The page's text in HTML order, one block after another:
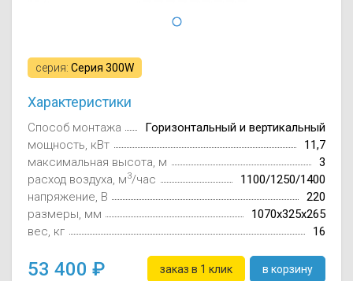
серия: Серия 300W
Характеристики
Способ монтажа
Горизонтальный и вертикальный
мощность, кВт
11,7
максимальная высота, м
3
расход воздуха, м3/час
1100/1250/1400
напряжение, В
220
размеры, мм
1070х325х265
вес, кг
16
53 400 заказ в 1 клик в корзину